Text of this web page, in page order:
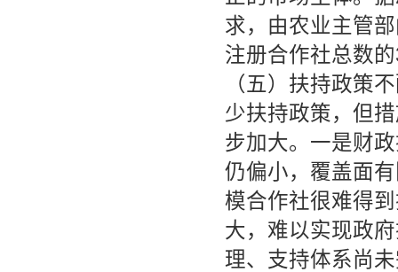
求，由农业主管
注册合作社总数
（五）扶持政策
少扶持政策，但
步加大。一是财
仍偏小，覆盖面
模合作社很难得
大，难以实现政
理、支持体系尚